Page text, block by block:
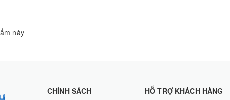
này
CHÍNH SÁCH HỖ TRỢ KHÁCH HÀNG